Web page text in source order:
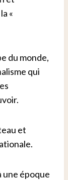
«
du monde,
qui
et
époque